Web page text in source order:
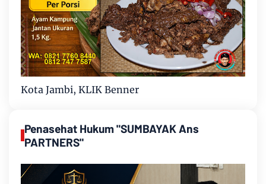
Kota Jambi, KLIK Benner
Penasehat Hukum "SUMBAYAK Ans
PARTNERS"